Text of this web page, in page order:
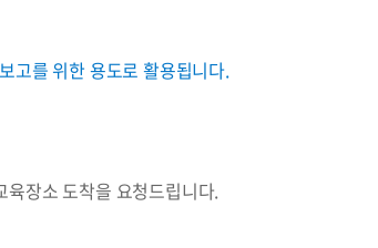
고를 위한 용도로 활용됩니다.
장소 도착을 요청드립니다.